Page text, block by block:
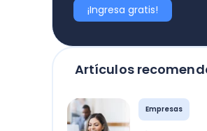
Artículos
Empresas
¡Ingresa gratis!